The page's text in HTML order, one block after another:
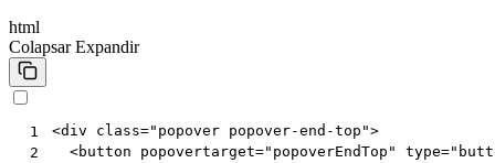
html
Colapsar Expandir
1
2
<div class="popover popover-end-top">
<button popovertarget="popoverEndTop" type=